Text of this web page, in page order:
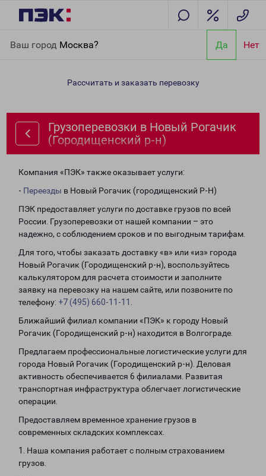
Ваш город Москва? Да Нет
(Городищенский р-н)
Рассчитать и заказать перевозку
Грузоперевозки в Новый Рогачик
(Городищенский р-н)
Компания «ПЭК» также оказывает услуги:
- Переезды в Новый Рогачик (городищенский Р-Н)
ПЭК предоставляет услуги по доставке грузов по всей
России. Грузоперевозки от нашей компании – это
надежно, с соблюдением сроков и по выгодным тарифам.
Для того, чтобы заказать доставку «в» или «из» города
Новый Рогачик (Городищенский р-н), воспользуйтесь
калькулятором для расчета стоимости и заполните
заявку на перевозку на нашем сайте, или позвоните по
телефону: +7 (495) 660-11-11
Ближайший филиал компании «ПЭК» к городу Новый
Рогачик (Городищенский р-н) находится в Волгограде.
Предлагаем профессиональные логистические услуги для
города Новый Рогачик (Городищенский р-н). Деловая
активность обеспечивается 6 филиалами. Развитая
транспортная инфраструктура облегчает логистические
операции.
Предоставляем временное хранение грузов в
современных складских комплексах.
1. Наша компания работает с полным страхованием
грузов.